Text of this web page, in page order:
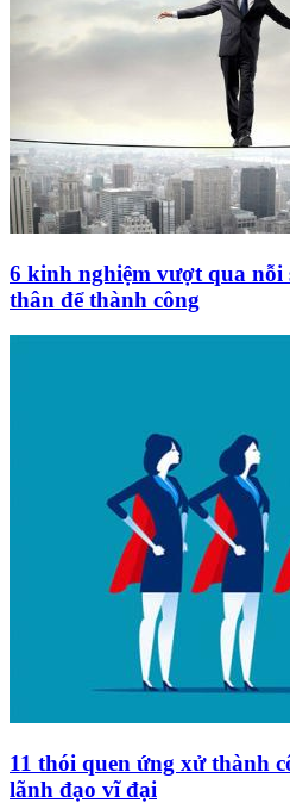
6 kinh nghiệm vượt qua nỗi
thân để thành công
11 thói quen ứng xử thành
lãnh đạo vĩ đại